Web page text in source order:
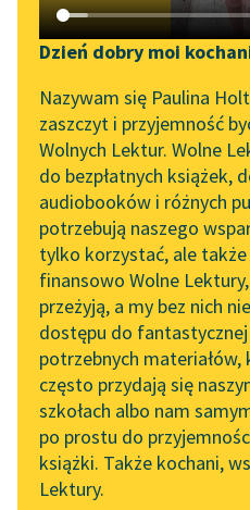
Katalog DAISY
Podkasty o książkach
Aktualności
Zapraszamy na spotkanie
online z tłumaczkami
literatury skandynawskiej
Spotkanie z Katarzyną
Tunkiel w Oslo
Wolne Lektury na 32.
Pol’and’Rock Festivalu
„Kochanek Lady
Chatterley” do słuchania
na Wolnych Lekturach
Nowy audiobook –
„Marzenie o Oriencie”
Dzień dobry moi
Nazywam się Paulina
zaszczyt i przyjemność
Wolnych Lektur. Wolne
do bezpłatnych książek,
audiobooków i różnych
potrzebują naszego
tylko korzystać, ale
finansowo Wolne
przeżyją, a my bez nich
dostępu do
potrzebnych
często przydają się
szkołach albo nam
po prostu do
książki. Także kochani,
Lektury.
Czyta: Krzysztof Plewako-
Noc lipcowa